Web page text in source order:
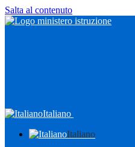
Salta al contenuto
Italiano
Italiano